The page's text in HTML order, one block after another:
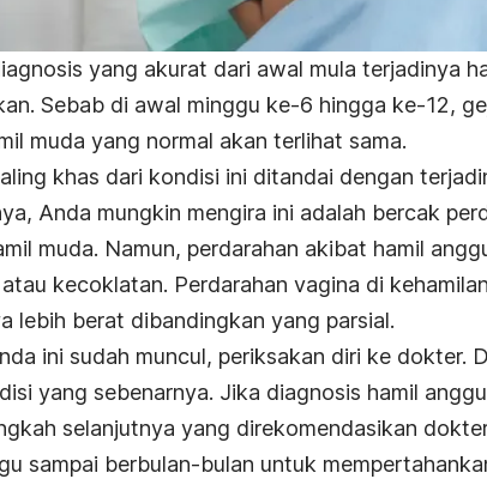
yang akurat dari awal mula terjadinya
Sebab di awal minggu ke-6 hingga ke-12,
muda yang normal akan terlihat sama.
khas dari kondisi ini ditandai dengan
Anda mungkin mengira ini adalah bercak
muda. Namun, perdarahan akibat hamil
kecoklatan. Perdarahan vagina di
lebih berat dibandingkan yang parsial.
ini sudah muncul, periksakan diri ke dokter.
yang sebenarnya. Jika diagnosis hamil
selanjutnya yang direkomendasikan
sampai berbulan-bulan untuk